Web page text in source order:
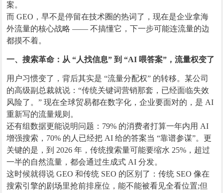
案。
而 GEO，早不是停留在技术圈的热词了，现在是企业拿海
外流量的核心战略 —— 不搞懂它，下一步可能连流量的边
都摸不着。
一、搜索革命：从 “人找信息” 到 “AI 喂答案”，流量权变了
用户习惯变了，背后其实是 “流量分配权” 的转移。某公司
的高级副总裁就说：“传统关键词营销那套，已经面临失效
风险了。” 现在全球贸易都在数字化，企业要面对的，是 AI
重新写的流量规则。
还有组数据更能说明问题：79% 的消费者打算一年内用 AI
增强搜索，70% 的人已经把 AI 给的答案当 “靠谱参谋”。更
关键的是，到 2026 年，传统搜索量可能要缩水 25%，超过
一半的自然流量，都会通过生成式 AI 分发。
这时候就得说 GEO 和传统 SEO 的区别了：传统 SEO 像在
搜索引擎的剧场里抢前排座位，能不能被看见全看位置;但